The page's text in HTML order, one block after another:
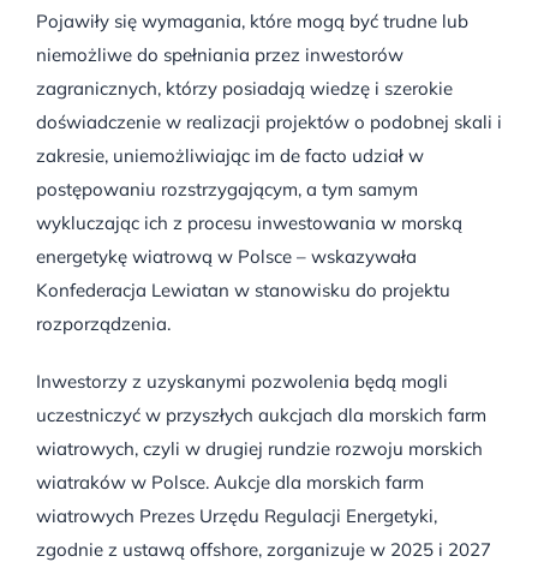
Pojawiły się wymagania, które mogą być trudne lub
niemożliwe do spełniania przez inwestorów
zagranicznych, którzy posiadają wiedzę i szerokie
doświadczenie w realizacji projektów o podobnej skali i
zakresie, uniemożliwiając im de facto udział w
postępowaniu rozstrzygającym, a tym samym
wykluczając ich z procesu inwestowania w morską
energetykę wiatrową w Polsce – wskazywała
Konfederacja Lewiatan w stanowisku do projektu
rozporządzenia.
Inwestorzy z uzyskanymi pozwolenia będą mogli
uczestniczyć w przyszłych aukcjach dla morskich farm
wiatrowych, czyli w drugiej rundzie rozwoju morskich
wiatraków w Polsce. Aukcje dla morskich farm
wiatrowych Prezes Urzędu Regulacji Energetyki,
zgodnie z ustawą offshore, zorganizuje w 2025 i 2027